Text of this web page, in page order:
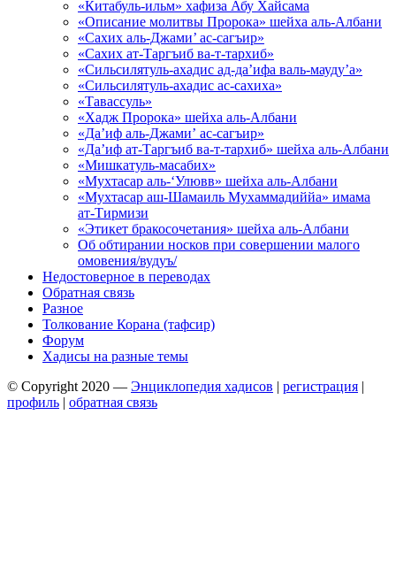
«Китабуль-ильм» хафиза Абу Хайсама
«Описание молитвы Пророка» шейха аль-Албани
«Сахих аль-Джами’ ас-сагъир»
«Сахих ат-Таргъиб ва-т-тархиб»
«Сильсилятуль-ахадис ад-да’ифа валь-мауду’а»
«Сильсилятуль-ахадис ас-сахиха»
«Тавассуль»
«Хадж Пророка» шейха аль-Албани
«Да’иф аль-Джами’ ас-сагъир»
«Да’иф ат-Таргъиб ва-т-тархиб» шейха аль-Албани
«Мишкатуль-масабих»
«Мухтасар аль-‘Улювв» шейха аль-Албани
«Мухтасар аш-Шамаиль Мухаммадиййа» имама
ат-Тирмизи
«Этикет бракосочетания» шейха аль-Албани
Об обтирании носков при совершении малого
омовения/вудуъ/
Недостоверное в переводах
Обратная связь
Разное
Толкование Корана (тафсир)
Форум
Хадисы на разные темы
© Copyright 2020 — Энциклопедия хадисов | регистрация |
профиль | обратная связь